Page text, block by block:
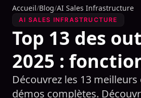
Accueil/Blog/AI Sales Infrastructure
AI SALES INFRASTRUCTURE
Top 13 des
2025 :
Découvrez les 13
démos complètes.